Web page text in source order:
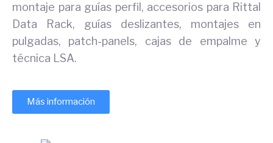
montaje para guías perfil, accesorios para Rittal
Data Rack, guías deslizantes, montajes en
pulgadas, patch-panels, cajas de empalme y
técnica LSA.
Más información